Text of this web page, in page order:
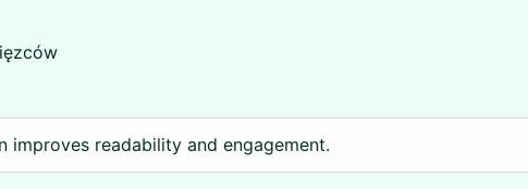
improves readability and engagement.